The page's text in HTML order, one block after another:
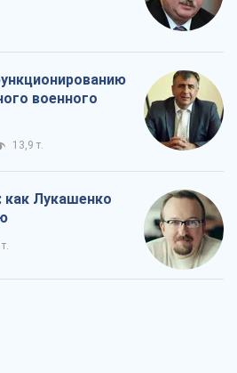
военного
13,9 т.
как Лукашенко